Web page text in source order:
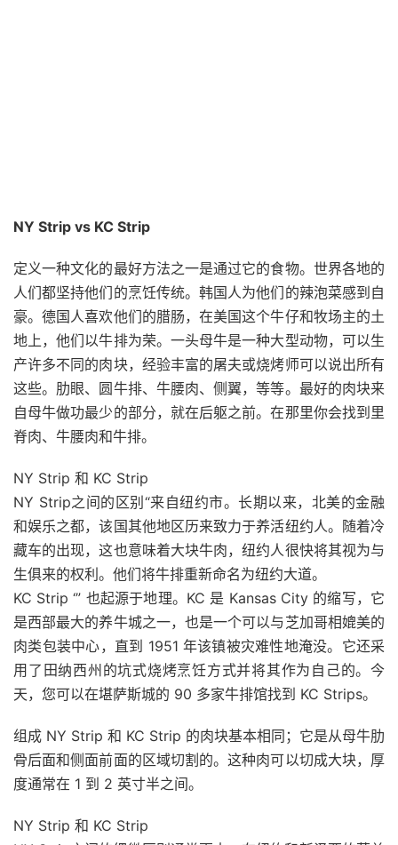
NY Strip vs KC Strip
定义一种文化的最好方法之一是通过它的食物。 世界各地的
人们都坚持他们的烹饪传统。韩国人为他们的辣泡菜感到自
豪。德国人喜欢他们的腊肠，在美国这个牛仔和牧场主的土
地上，他们以牛排为荣。一头母牛是一种大型动物，可以生
产许多不同的肉块，经验丰富的屠夫或烧烤师可以说出所有
这些。肋眼、圆牛排、牛腰肉、侧翼，等等。最好的肉块来
自母牛做功最少的部分，就在后躯之前。在那里你会找到里
脊肉、牛腰肉和牛排。
NY Strip 和 KC Strip
NY Strip之间的区别“来自纽约市。长期以来，北美的金融
和娱乐之都，该国其他地区历来致力于养活纽约人。随着冷
藏车的出现，这也意味着大块牛肉，纽约人很快将其视为与
生俱来的权利。他们将牛排重新命名为纽约大道。
KC Strip ‘” 也起源于地理。 KC 是 Kansas City 的缩写，它
是西部最大的养牛城之一，也是一个可以与芝加哥相媲美的
肉类包装中心，直到 1951 年该镇被灾难性地淹没。它还采
用了田纳西州的坑式烧烤烹饪方式并将其作为自己的。 今
天，您可以在堪萨斯城的 90 多家牛排馆找到 KC Strips。
组成 NY Strip 和 KC Strip 的肉块基本相同；它是从母牛肋
骨后面和侧面前面的区域切割的。这种肉可以切成大块，厚
度通常在 1 到 2 英寸半之间。
NY Strip 和 KC Strip